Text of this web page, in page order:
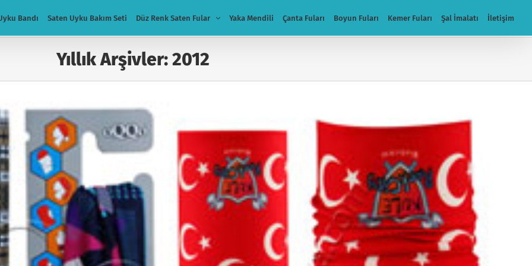
Bandı Saten Uyku Bakım Seti Düz Renk Saten Fular Yaka Mendili Çanta Fuları Boyun Fuları Kemer Fuları Şal İmalatı İletişim
Yıllık Arşivler:2012